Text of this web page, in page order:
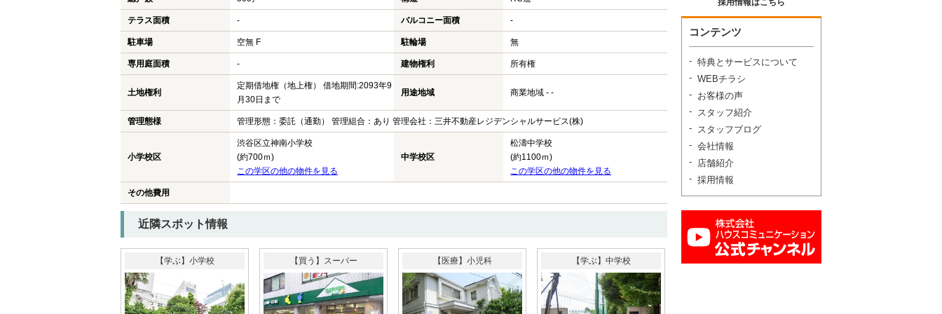
テラス面積 - バルコニー面積 -
駐車場 空無 F 駐輪場 無
専用庭面積 - 建物権利 所有権
土地権利
定期借地権（地上権） 借地期間:2093年9
月30日まで
用途地域 商業地域 - -
管理態様 管理形態：委託（通勤） 管理組合：あり 管理会社：三井不動産レジデンシャルサービス(株)
小学校区
渋谷区立神南小学校
(約700ｍ)
この学区の他の物件を見る
中学校区
松濤中学校
(約1100ｍ)
この学区の他の物件を見る
その他費用
近隣スポット情報
【学ぶ】小学校 【買う】スーパー 【医療】小児科 【学ぶ】中学校
採用情報はこちら
コンテンツ
特典とサービスについて
WEBチラシ
お客様の声
スタッフ紹介
スタッフブログ
会社情報
店舗紹介
採用情報